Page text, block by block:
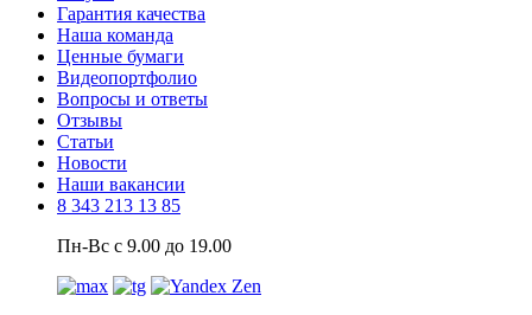
Гарантия качества
Наша команда
Ценные бумаги
Видеопортфолио
Вопросы и ответы
Отзывы
Статьи
Новости
Наши вакансии
8 343 213 13 85
Пн-Вс с 9.00 до 19.00